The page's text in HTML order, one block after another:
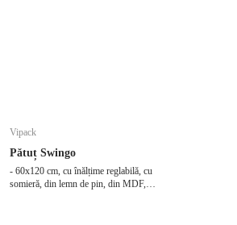
Vipack
Pătuț Swingo
- 60x120 cm, cu înălțime reglabilă, cu
somieră, din lemn de pin, din MDF,